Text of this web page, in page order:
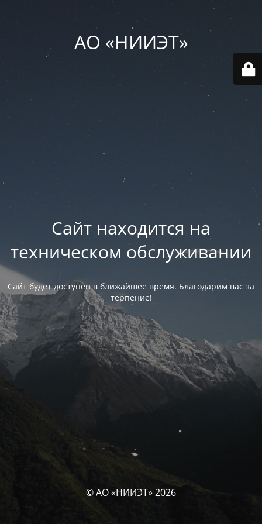
АО «НИИЭТ»
Сайт находится на
техническом обслуживании
Сайт будет доступен в ближайшее время. Благодарим вас за
терпение!
© АО «НИИЭТ» 2026